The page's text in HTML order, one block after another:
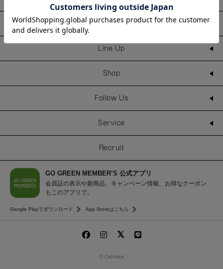
Information
Line Up
Shop
Follow Us
Service
Recruit
GO GREEN MEMBER’S 公式アプリ
会員証の表示や新商品、キャンペーン情報、お得なクーポン
もこのアプリで。
Google Playでダウンロード App Storeはこちら
© Celvoke